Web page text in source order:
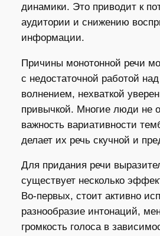
динамики. Это приводит к
аудитории и снижению
информации.
Причины монотонной речи
с недостаточной работой
волнением, нехваткой
привычкой. Многие люди не
важность вариативности
делает их речь скучной и
Для придания речи
существует несколько
Во-первых, стоит активно
разнообразие интонаций,
громкость голоса в